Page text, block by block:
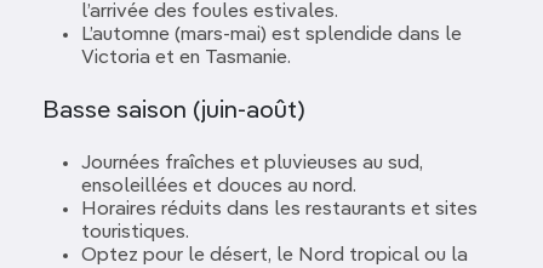
l’arrivée des foules estivales.
L’automne (mars-mai) est splendide dans le
Victoria et en Tasmanie.
Basse saison (juin-août)
Journées fraîches et pluvieuses au sud,
ensoleillées et douces au nord.
Horaires réduits dans les restaurants et sites
touristiques.
Optez pour le désert, le Nord tropical ou la